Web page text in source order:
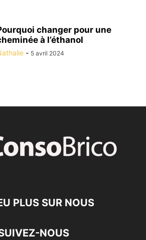
changer pour une
à l’éthanol
- 5 avril 2024
PLUS SUR NOUS
NOUS